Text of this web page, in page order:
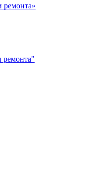
ремонта»
ремонта"